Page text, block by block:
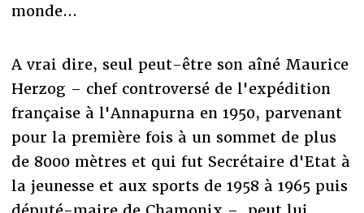
monde...
A vrai dire, seul peut-être son aîné Maurice
Herzog – chef controversé de l'expédition
française à l'Annapurna en 1950, parvenant
pour la première fois à un sommet de plus
de 8000 mètres et qui fut Secrétaire d'Etat à
la jeunesse et aux sports de 1958 à 1965 puis